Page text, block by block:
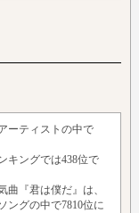
ーティストの中で
キングでは438位で
曲『君は僕だ』は、
ングの中で7810位に